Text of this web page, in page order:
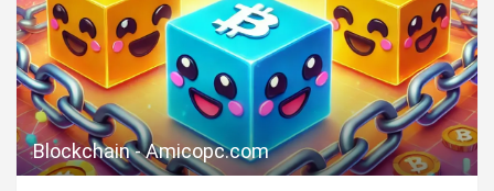
Blockchain - Amicopc.com